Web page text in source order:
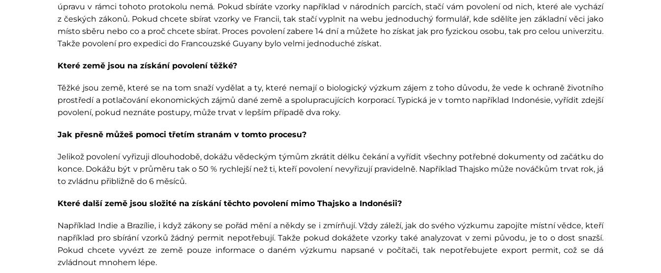
úpravu v rámci tohoto protokolu nemá. Pokud sbíráte vzorky například v národních parcích, stačí vám povolení od nich, které ale vychází
z českých zákonů. Pokud chcete sbírat vzorky ve Francii, tak stačí vyplnit na webu jednoduchý formulář, kde sdělíte jen základní věci jako
místo sběru nebo co a proč chcete sbírat. Proces povolení zabere 14 dní a můžete ho získat jak pro fyzickou osobu, tak pro celou univerzitu.
Takže povolení pro expedici do Francouzské Guyany bylo velmi jednoduché získat.
Které země jsou na získání povolení těžké?
Těžké jsou země, které se na tom snaží vydělat a ty, které nemají o biologický výzkum zájem z toho důvodu, že vede k ochraně životního
prostředí a potlačování ekonomických zájmů dané země a spolupracujících korporací. Typická je v tomto například Indonésie, vyřídit zdejší
povolení, pokud neznáte postupy, může trvat v lepším případě dva roky.
Jak přesně můžeš pomoci třetím stranám v tomto procesu?
Jelikož povolení vyřizuji dlouhodobě, dokážu vědeckým týmům zkrátit délku čekání a vyřídit všechny potřebné dokumenty od začátku do
konce. Dokážu být v průměru tak o 50 % rychlejší než ti, kteří povolení nevyřizují pravidelně. Například Thajsko může nováčkům trvat rok, já
to zvládnu přibližně do 6 měsíců.
Které další země jsou složité na získání těchto povolení mimo Thajsko a Indonésii?
Například Indie a Brazílie, i když zákony se pořád mění a někdy se i zmírňují. Vždy záleží, jak do svého výzkumu zapojíte místní vědce, kteří
například pro sbírání vzorků žádný permit nepotřebují. Takže pokud dokážete vzorky také analyzovat v zemi původu, je to o dost snazší.
Pokud chcete vyvézt ze země pouze informace o daném výzkumu napsané v počítači, tak nepotřebujete export permit, což se dá
zvládnout mnohem lépe.